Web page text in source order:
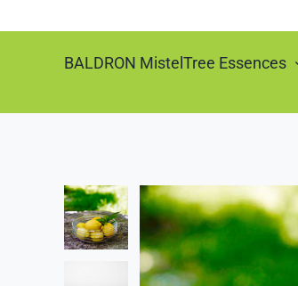
BALDRON MistelTree Essences